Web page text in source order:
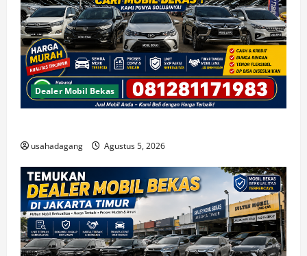
Dealer Mobil Bekas
usahadagang Agustus 5, 2026